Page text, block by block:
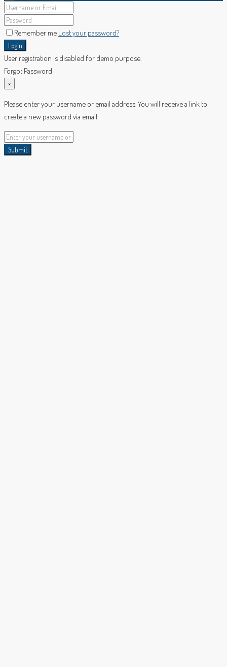
Remember me Lost your password?
Login
User registration is disabled for demo purpose.
Forgot Password
×
Please enter your username or email address. You will receive a link to
create a new password via email.
Submit